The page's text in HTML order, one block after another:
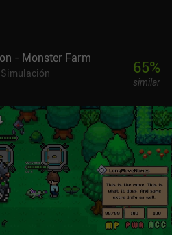
- Monster Farm
Simulación
65%
similar